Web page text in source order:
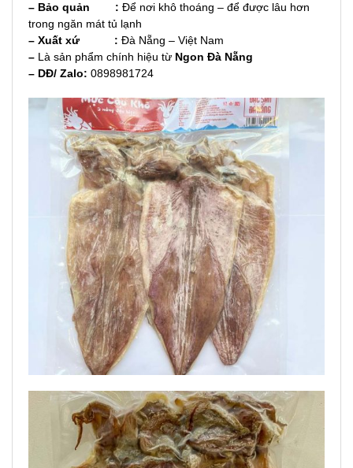
– Bảo quản : Để nơi khô thoáng – để được lâu hơn
trong ngăn mát tủ lạnh
– Xuất xứ : Đà Nẵng – Việt Nam
– Là sản phẩm chính hiệu từ Ngon Đà Nẵng
– DĐ/ Zalo: 0898981724